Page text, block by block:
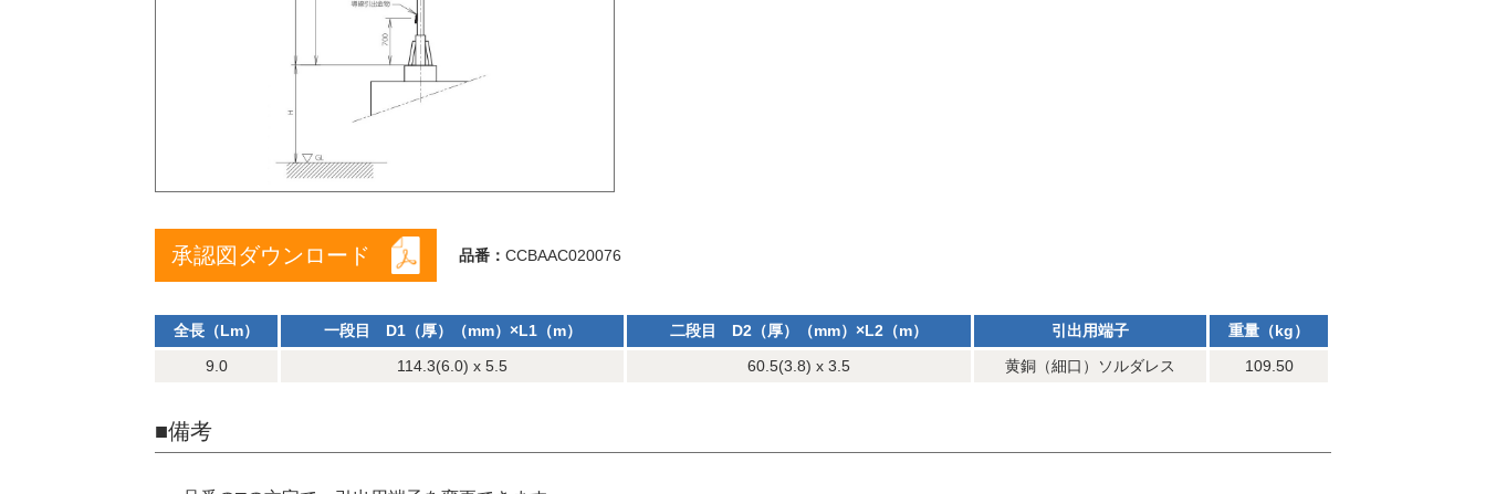
承認図ダウンロード 品番： CCBAAC020076
全長（Lm） 一段目 D1（厚）（mm）×L1（m） 二段目 D2（厚）（mm）×L2（m） 引出用端子
重量（kg）
9.0
114.3(6.0) x 5.5 60.5(3.8) x 3.5 黄銅（細口）ソルダレス 109.50
■備考